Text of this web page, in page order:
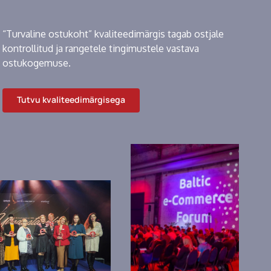
“Turvaline ostukoht” kvaliteedimärgis tagab ostjale
kontrollitud ja rangetele tingimustele vastava
ostukogemuse.
Tutvu kvaliteedimärgisega